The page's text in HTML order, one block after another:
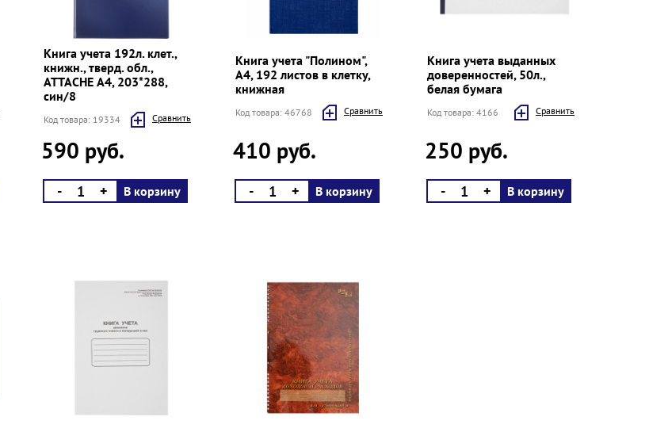
Книга учета 192л. клет.,
книжн., тверд. обл.,
ATTACHE А4, 203*288,
син/8
Код товара: 19334 Cравнить
590 руб.
- + В корзину
Книга учета "Полином",
А4, 192 листов в клетку,
книжная
Код товара: 46768 Cравнить
410 руб.
- + В корзину
Книга учета выданных
доверенностей, 50л.,
белая бумага
Код товара: 4166 Cравнить
250 руб.
- + В корзину